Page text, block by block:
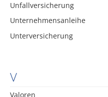
Unfallversicherung
Unternehmensanleihe
Unterversicherung
V
Valoren